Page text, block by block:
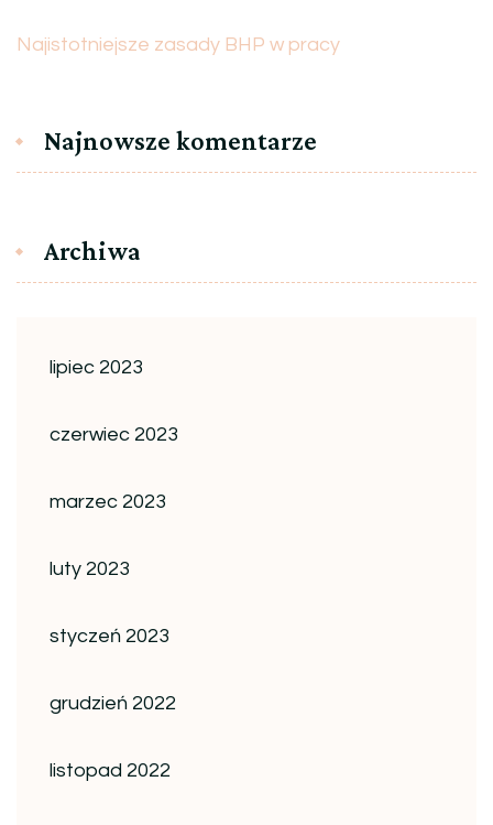
Najistotniejsze zasady BHP w pracy
Najnowsze komentarze
Archiwa
lipiec 2023
czerwiec 2023
marzec 2023
luty 2023
styczeń 2023
grudzień 2022
listopad 2022